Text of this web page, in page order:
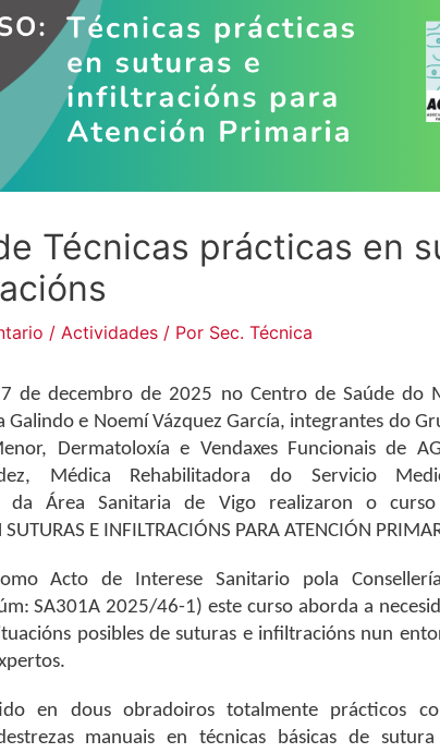
Técnicas prácticas en
/ Actividades/ Por Sec. Técnica
de decembro de 2025 no Centro de Saúde do
Galindo e Noemí Vázquez García, integrantes do
Dermatoloxía e Vendaxes Funcionais de
Médica Rehabilitadora do Servicio
da Área Sanitaria de Vigo realizaron o curso
SUTURAS E INFILTRACIÓNS PARA ATENCIÓN
Acto de Interese Sanitario pola
SA301A 2025/46-1) este curso aborda a
posibles de suturas e infiltracións nun
en dous obradoiros totalmente prácticos
manuais en técnicas básicas de